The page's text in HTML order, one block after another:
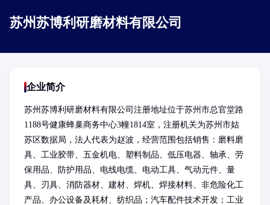
苏州苏博利研磨材料有限公司
企业简介
苏州苏博利研磨材料有限公司注册地址位于苏州市总官堂路
1188号健康蜂巢商务中心3幢1814室，注册机关为苏州市姑
苏区数据局，法人代表为赵波，经营范围包括销售：磨料磨
具、工业胶带、五金机电、塑料制品、低压电器、轴承、劳
保用品、防护用品、电线电缆、电动工具、气动元件、量
具、刃具、消防器材、建材、焊机、焊接材料、非危险化工
产品、办公设备及耗材、纺织品；汽车配件技术开发；工业